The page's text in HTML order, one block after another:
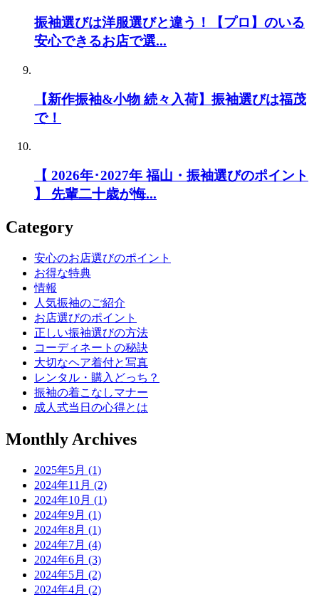
振袖選びは洋服選びと違う！【プロ】のいる
安心できるお店で選...
【新作振袖&小物 続々入荷】振袖選びは福茂
で！
【 2026年･2027年 福山・振袖選びのポイント
】 先輩二十歳が悔...
Category
安心のお店選びのポイント
お得な特典
情報
人気振袖のご紹介
お店選びのポイント
正しい振袖選びの方法
コーディネートの秘訣
大切なヘア着付と写真
レンタル・購入どっち？
振袖の着こなしマナー
成人式当日の心得とは
Monthly Archives
2025年5月 (1)
2024年11月 (2)
2024年10月 (1)
2024年9月 (1)
2024年8月 (1)
2024年7月 (4)
2024年6月 (3)
2024年5月 (2)
2024年4月 (2)